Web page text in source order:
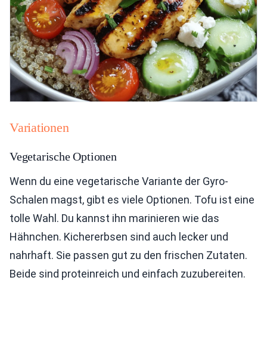
Variationen
Vegetarische Optionen
Wenn du eine vegetarische Variante der Gyro-
Schalen magst, gibt es viele Optionen. Tofu ist eine
tolle Wahl. Du kannst ihn marinieren wie das
Hähnchen. Kichererbsen sind auch lecker und
nahrhaft. Sie passen gut zu den frischen Zutaten.
Beide sind proteinreich und einfach zuzubereiten.